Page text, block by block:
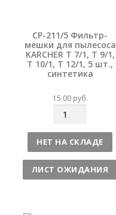
CP-211/5 Фильтр-
мешки для пылесоса
KARCHER T 7/1, T 9/1,
T 10/1, T 12/1, 5 шт.,
синтетика
15.00 руб.
л
и
ч
е
НЕТ НА СКЛАДЕ
ЛИСТ ОЖИДАНИЯ